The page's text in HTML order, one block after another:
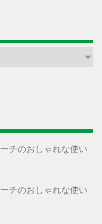
チのおしゃれな使い
チのおしゃれな使い